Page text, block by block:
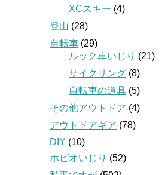
XCスキー (4)
登山 (28)
自転車 (29)
ルック車いじり (21)
サイクリング (8)
自転車の道具 (5)
その他アウトドア (4)
アウトドアギア (78)
DIY (10)
ホビオいじり (52)